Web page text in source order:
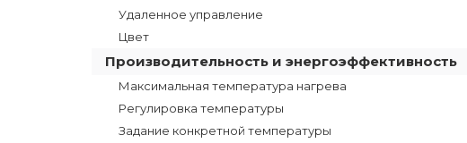
Удаленное управление
Цвет
Производительность и энергоэффективность
Максимальная температура нагрева
Регулировка температуры
Задание конкретной температуры